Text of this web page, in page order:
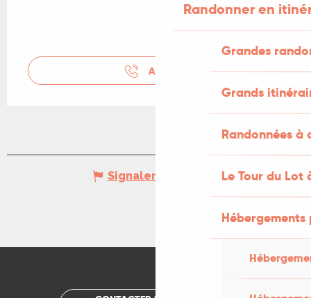
Randonner en
Grandes
Grands
Randonnées
Le Tour du Lot
APPELER
Signaler une erreur